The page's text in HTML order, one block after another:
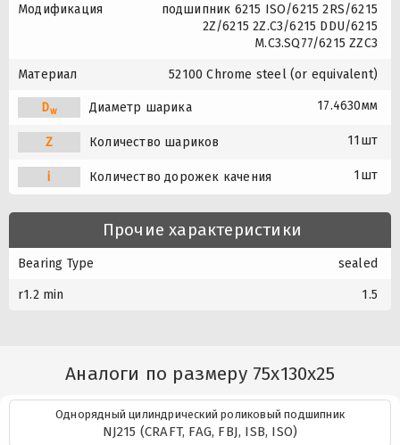
Модификация
подшипник 6215 ISO/6215 2RS/6215
2Z/6215 2Z.C3/6215 DDU/6215
M.C3.SQ77/6215 ZZC3
Материал 52100 Chrome steel (or equivalent)
Dw Диаметр шарика 17.4630мм
Z Количество шариков 11шт
i Количество дорожек качения 1шт
Прочие характеристики
Bearing Type sealed
r1.2 min 1.5
Аналоги по размеру 75x130x25
Однорядный цилиндрический роликовый подшипник
NJ215 (CRAFT, FAG, FBJ, ISB, ISO)